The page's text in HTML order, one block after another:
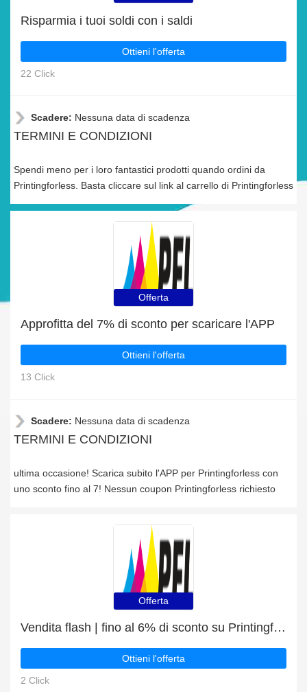
Risparmia i tuoi soldi con i saldi
Ottieni l'offerta
22 Click
Scadere: Nessuna data di scadenza
TERMINI E CONDIZIONI
Spendi meno per i loro fantastici prodotti quando ordini da
Printingforless. Basta cliccare sul link al carrello di Printingforless
Offerta
Approfitta del 7% di sconto per scaricare l'APP
Ottieni l'offerta
13 Click
Scadere: Nessuna data di scadenza
TERMINI E CONDIZIONI
ultima occasione! Scarica subito l'APP per Printingforless con
uno sconto fino al 7! Nessun coupon Printingforless richiesto
Offerta
Vendita flash | fino al 6% di sconto su Printingforless
Ottieni l'offerta
2 Click